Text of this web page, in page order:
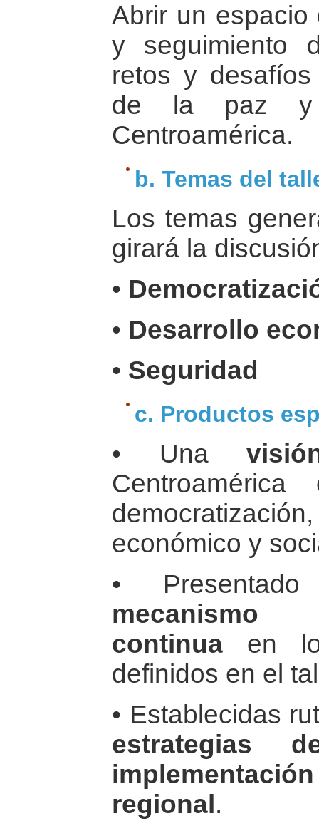
Abrir un espacio
y seguimiento
retos y
de la paz y
Centroamérica.
b. Temas del
Los temas
girará la
•
• Desarrollo
• Seguridad
c. Productos
• Una
económico y
•
mecanismo
continua en
definidos en el
• Establecidas
estrategias
regional .